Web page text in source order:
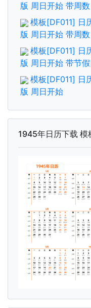
版 周日开始 带周
模板[DF011] 日
版 周日开始 带周数
模板[DF011] 日
版 周日开始 带节
模板[DF011] 日
版 周日开始
1945年日历下载